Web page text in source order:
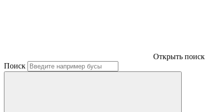
Открыть поиск
Поиск